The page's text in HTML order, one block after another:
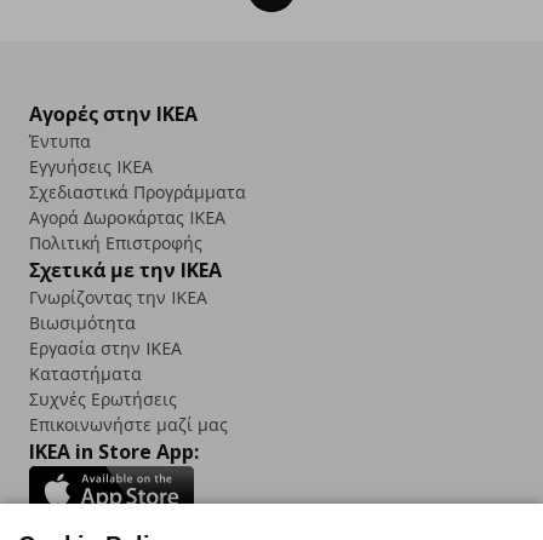
Αγορές στην IKEA
Έντυπα
Εγγυήσεις IKEA
Σχεδιαστικά Προγράμματα
Αγορά Δωρoκάρτας IKEA
Πολιτική Επιστροφής
Σχετικά με την IKEA
Γνωρίζοντας την IKEA
Βιωσιμότητα
Εργασία στην IKEA
Καταστήματα
Συχνές Ερωτήσεις
Επικοινωνήστε μαζί μας
IKEA in Store App: